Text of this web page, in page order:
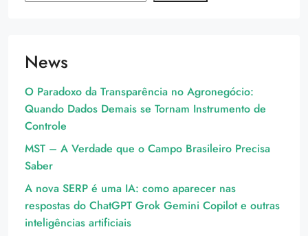
News
O Paradoxo da Transparência no Agronegócio:
Quando Dados Demais se Tornam Instrumento de
Controle
MST – A Verdade que o Campo Brasileiro Precisa
Saber
A nova SERP é uma IA: como aparecer nas
respostas do ChatGPT Grok Gemini Copilot e outras
inteligências artificiais